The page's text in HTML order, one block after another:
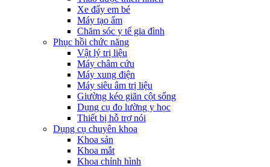
Xe đẩy em bé
Máy tạo ẩm
Chăm sóc y tế gia đình
Phục hồi chức năng
Vật lý trị liệu
Máy châm cứu
Máy xung điện
Máy siêu âm trị liệu
Giường kéo giãn cột sống
Dụng cụ đo lường y học
Thiết bị hỗ trợ nói
Dụng cụ chuyên khoa
Khoa sản
Khoa mắt
Khoa chỉnh hình